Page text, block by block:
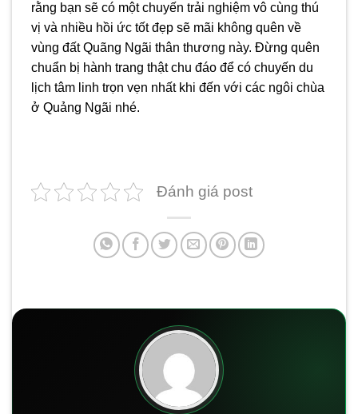
rằng bạn sẽ có một chuyến trải nghiệm vô cùng thú
vị và nhiều hồi ức tốt đẹp sẽ mãi không quên về
vùng đất Quãng Ngãi thân thương này. Đừng quên
chuẩn bị hành trang thật chu đáo để có chuyến du
lịch tâm linh trọn vẹn nhất khi đến với các ngôi chùa
ở Quảng Ngãi nhé.
Đánh giá post